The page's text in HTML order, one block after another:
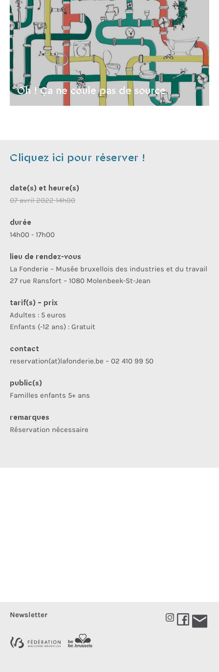
Oh ! Ça ne coule pas de source
Cliquez ici pour réserver !
date(s) et heure(s)
07 avril 2022 14h00
durée
14h00 - 17h00
lieu de rendez-vous
La Fonderie – Musée bruxellois des industries et du travail
27 rue Ransfort – 1080 Molenbeek-St-Jean
tarif(s) - prix
Adultes : 5 euros
Enfants (-12 ans) : Gratuit
contact
reservation(at)lafonderie.be – 02 410 99 50
public(s)
Familles enfants 5+ ans
remarques
Réservation nécessaire
Newsletter